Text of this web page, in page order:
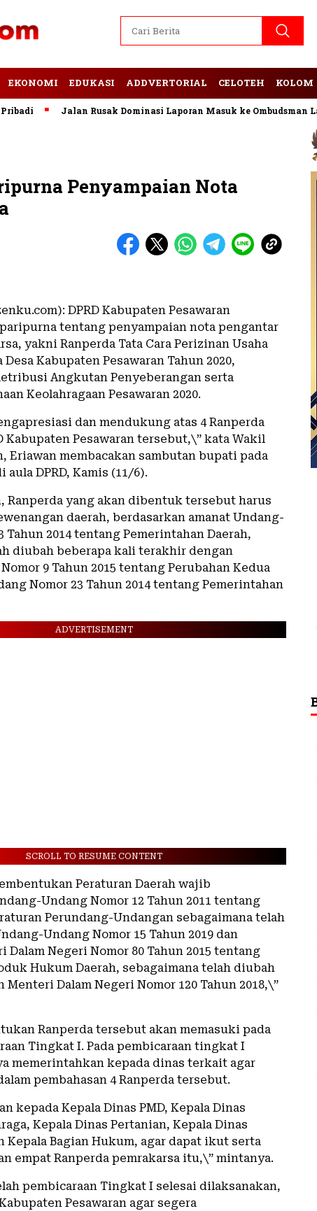
EKONOMI EDUKASI ADDVERTORIAL CELOTEH KOLOM
Jalan Rusak Dominasi Laporan Masuk ke Ombudsman
Penyampaian Nota
DPRD Kabupaten Pesawaran
tentang penyampaian nota pengantar
yakni Ranperda Tata Cara Perizinan Usaha
Kabupaten Pesawaran Tahun 2020,
Angkutan Penyeberangan serta
Keolahragaan Pesawaran 2020.
dan mendukung atas 4 Ranperda
Kabupaten Pesawaran tersebut,\” kata Wakil
Eriawan membacakan sambutan bupati pada
DPRD, Kamis (11/6).
Ranperda yang akan dibentuk tersebut harus
daerah, berdasarkan amanat Undang-
Tahun 2014 tentang Pemerintahan Daerah,
diubah beberapa kali terakhir dengan
9 Tahun 2015 tentang Perubahan Kedua
Nomor 23 Tahun 2014 tentang Pemerintahan
ADVERTISEMENT
SCROLL TO RESUME CONTENT
Peraturan Daerah wajib
Undang Nomor 12 Tahun 2011 tentang
Perundang-Undangan sebagaimana telah
Undang Nomor 15 Tahun 2019 dan
Dalam Negeri Nomor 80 Tahun 2015 tentang
Hukum Daerah, sebagaimana telah diubah
Menteri Dalam Negeri Nomor 120 Tahun 2018,\”
Ranperda tersebut akan memasuki pada
Tingkat I. Pada pembicaraan tingkat I
memerintahkan kepada dinas terkait agar
pembahasan 4 Ranperda tersebut.
kepada Kepala Dinas PMD, Kepala Dinas
Kepala Dinas Pertanian, Kepala Dinas
Kepala Bagian Hukum, agar dapat ikut serta
empat Ranperda pemrakarsa itu,\” mintanya.
pembicaraan Tingkat I selesai dilaksanakan,
Pesawaran agar segera